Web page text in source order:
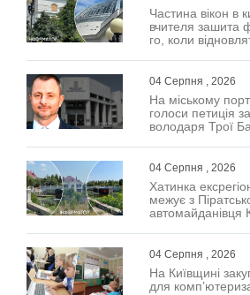
Частина вікон в
вчителя
го, коли
04 Серпня , 2026
На міському
голоси петиція
володаря Трої
04 Серпня , 2026
Хатинка
межує з
автомайданівця
04 Серпня , 2026
На Київщині
для